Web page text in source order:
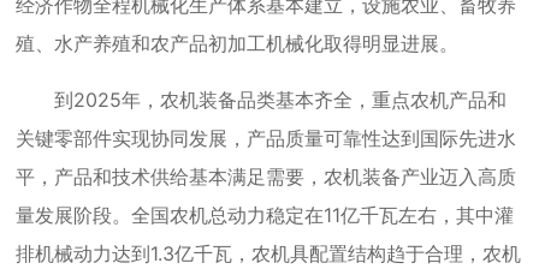
殖、水产养殖和农产品初加工机械化取得明显进展。
到2025年，农机装备品类基本齐全，重点农机产品和
关键零部件实现协同发展，产品质量可靠性达到国际先进水
平，产品和技术供给基本满足需要，农机装备产业迈入高质
量发展阶段。全国农机总动力稳定在11亿千瓦左右，其中灌
排机械动力达到1.3亿千瓦，农机具配置结构趋于合理，农机